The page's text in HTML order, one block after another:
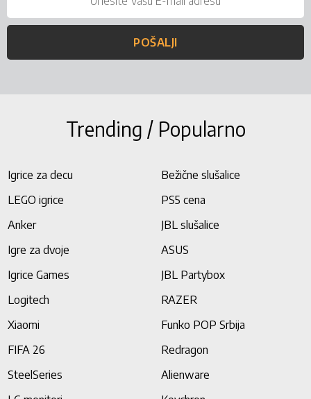
POŠALJI
Trending / Popularno
Igrice za decu
Bežične slušalice
LEGO igrice
PS5 cena
Anker
JBL slušalice
Igre za dvoje
ASUS
Igrice Games
JBL Partybox
Logitech
RAZER
Xiaomi
Funko POP Srbija
FIFA 26
Redragon
SteelSeries
Alienware